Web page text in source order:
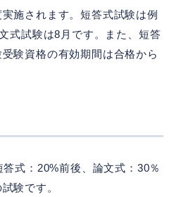
施されます。短答式試験は例
式試験は8月です。また、短答
験資格の有効期間は合格から
答式：20%前後、論文式：30％
験です。